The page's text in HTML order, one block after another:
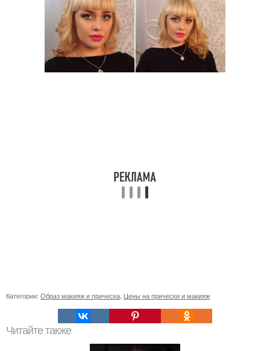
Категории: Образ макияж и прическа Цены на прически и макияж
Читайте также